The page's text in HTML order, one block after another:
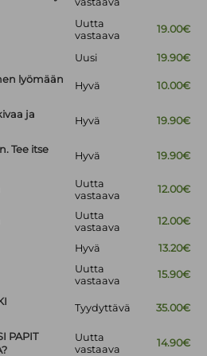
Uutta
vastaava
19.00€
Uusi
19.90€
lyömään
Hyvä 10.00€
ja
Hyvä 19.90€
Tee itse
Hyvä 19.90€
Uutta
vastaava
12.00€
Uutta
vastaava
12.00€
Hyvä 13.20€
Uutta
vastaava
15.90€
Tyydyttävä 35.00€
PAPIT
Uutta
vastaava
14.90€